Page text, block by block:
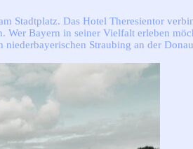
Stadtplatz. Das Hotel Theresientor
Wer Bayern in seiner Vielfalt erleben
Straubing an der